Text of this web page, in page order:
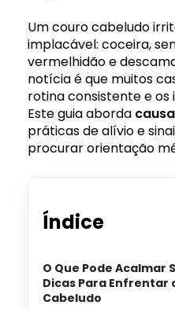
Um couro cabeludo
implacável: coceira,
vermelhidão e
notícia é que muitos
rotina consistente e
Este guia aborda
práticas de alívio e
procurar orientação
Índice
O Que Pode Acalmar
Dicas Para Enfrentar
Cabeludo